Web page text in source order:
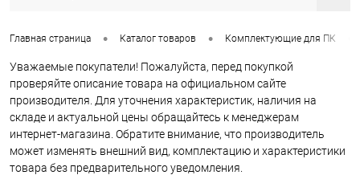
Главная страница • Каталог товаров • Комплектующие для ПК
Уважаемые покупатели! Пожалуйста, перед покупкой
проверяйте описание товара на официальном сайте
производителя. Для уточнения характеристик, наличия на
складе и актуальной цены обращайтесь к менеджерам
интернет-магазина. Обратите внимание, что производитель
может изменять внешний вид, комплектацию и характеристики
товара без предварительного уведомления.